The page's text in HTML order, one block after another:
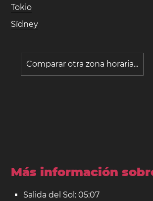
Tokio
Sídney
Comparar otra zona horaria...
Más información
Salida del Sol: 05:07